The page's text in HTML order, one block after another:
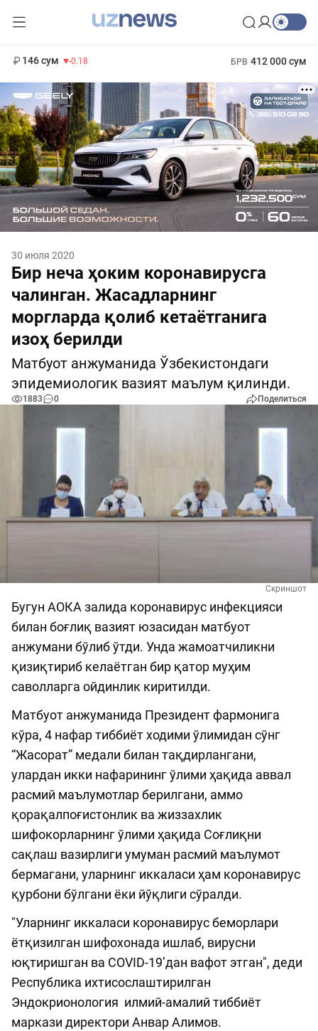
146 сум -0.18 БРВ 412 000 сум
30 июля 2020
Бир неча ҳоким коронавирусга
чалинган. Жасадларнинг
моргларда қолиб кетаётганига
изоҳ берилди
Матбуот анжуманида Ўзбекистондаги
эпидемиологик вазият маълум қилинди.
1883 0 Поделиться
Скриншот
Бугун АОКА залида коронавирус инфекцияси
билан боғлиқ вазият юзасидан матбуот
анжумани бўлиб ўтди. Унда жамоатчиликни
қизиқтириб келаётган бир қатор муҳим
саволларга ойдинлик киритилди.
Матбуот анжуманида Президент фармонига
кўра, 4 нафар тиббиёт ходими ўлимидан сўнг
“Жасорат” медали билан тақдирлангани,
улардан икки нафарининг ўлими ҳақида аввал
расмий маълумотлар берилгани, аммо
қорақалпоғистонлик ва жиззахлик
шифокорларнинг ўлими ҳақида Соғлиқни
сақлаш вазирлиги умуман расмий маълумот
бермагани, уларнинг иккаласи ҳам коронавирус
қурбони бўлгани ёки йўқлиги сўралди.
"Уларнинг иккаласи коронавирус беморлари
ётқизилган шифохонада ишлаб, вирусни
юқтиришган ва COVID-19’дан вафот этган", деди
Республика ихтисослаштирилган
Эндокрионология илмий-амалий тиббиёт
маркази директори Анвар Алимов.